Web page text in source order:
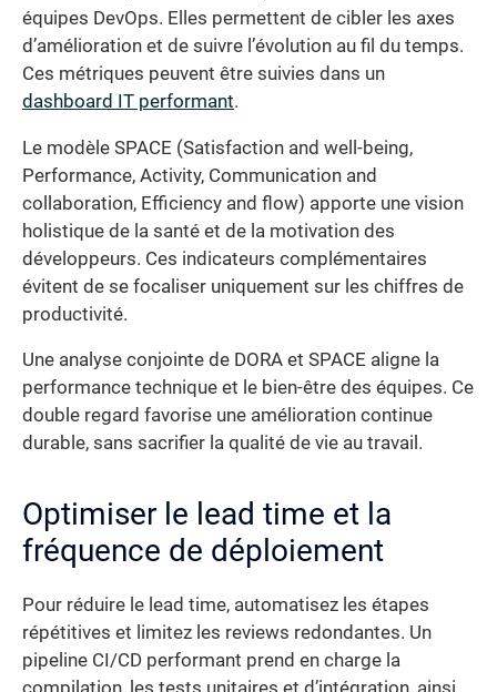
équipes DevOps. Elles permettent de cibler les axes
d’amélioration et de suivre l’évolution au fil du temps.
Ces métriques peuvent être suivies dans un
dashboard IT performant.
Le modèle SPACE (Satisfaction and well-being,
Performance, Activity, Communication and
collaboration, Efficiency and flow) apporte une vision
holistique de la santé et de la motivation des
développeurs. Ces indicateurs complémentaires
évitent de se focaliser uniquement sur les chiffres de
productivité.
Une analyse conjointe de DORA et SPACE aligne la
performance technique et le bien-être des équipes. Ce
double regard favorise une amélioration continue
durable, sans sacrifier la qualité de vie au travail.
Optimiser le lead time et la
fréquence de déploiement
Pour réduire le lead time, automatisez les étapes
répétitives et limitez les reviews redondantes. Un
pipeline CI/CD performant prend en charge la